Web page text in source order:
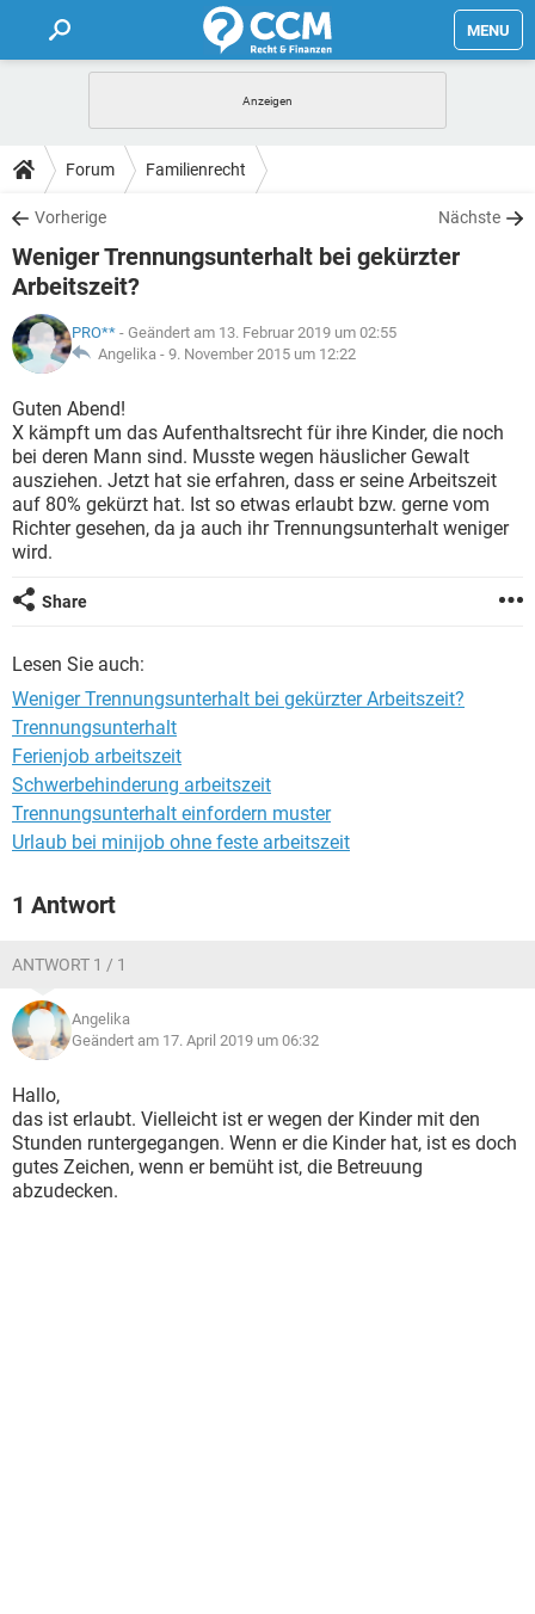
MENU
FORUM
TIPPS
LEXIKON
Forum Familienrecht
Vorherige Nächste
Weniger Trennungsunterhalt bei gekürzter
Arbeitszeit?
PRO** - Geändert am 13. Februar 2019 um 02:55
Angelika - 9. November 2015 um 12:22
Guten Abend!
X kämpft um das Aufenthaltsrecht für ihre Kinder, die noch
bei deren Mann sind. Musste wegen häuslicher Gewalt
ausziehen. Jetzt hat sie erfahren, dass er seine Arbeitszeit
auf 80% gekürzt hat. Ist so etwas erlaubt bzw. gerne vom
Richter gesehen, da ja auch ihr Trennungsunterhalt weniger
wird.
Share
Lesen Sie auch:
Weniger Trennungsunterhalt bei gekürzter Arbeitszeit?
Trennungsunterhalt
Ferienjob arbeitszeit
Schwerbehinderung arbeitszeit
Trennungsunterhalt einfordern muster
Urlaub bei minijob ohne feste arbeitszeit
1 Antwort
ANTWORT 1 / 1
Angelika
Geändert am 17. April 2019 um 06:32
Hallo,
das ist erlaubt. Vielleicht ist er wegen der Kinder mit den
Stunden runtergegangen. Wenn er die Kinder hat, ist es doch
gutes Zeichen, wenn er bemüht ist, die Betreuung
abzudecken.